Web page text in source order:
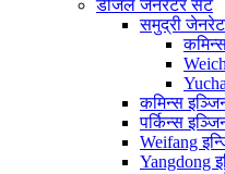
डीजल जेनरेटर सेट
समुद्री
कमिन्स
पर्किन्स
Weifang
Yangdong